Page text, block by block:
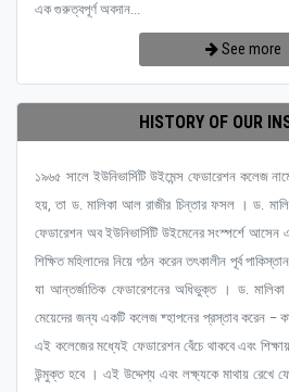
এক গুরুত্বপূর্ণ অবদান...
See more
HISTORY OF OUR
১৯৬৫ সালে ইউনিভার্সিটি উইমেন্স ফেডারেশন কলেজ
হয়, তা ড. মালিকা আল রাজীর চিন্তার ফসল । ড.
ফেডারেশন অব ইউনিভার্সিটি উইমেনের সংস্পর্শে আসেন
শিক্ষিত মহিলাদের নিয়ে গঠন করেন তৎকালীন পূর্ব
যা আন্তর্জাতিক ফেডারেশনের অধিভুক্ত । ড.
মেয়েদের জন্য একটি কলেজ ষ্হাপনের প্রস্তাব করেন –
এই কলেজের মধ্যেই ফেডারেশন বেঁচে থাকবে এবং
উন্মুক্ত হবে । এই উদ্দেশ্য এবং লক্ষ্যকে মাথায় রেখে